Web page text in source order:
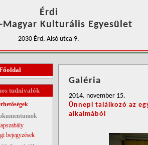
Érdi
Magyar Kulturális Egyesület
2030 Érd, Alsó utca 9.
tudnivalók
bejegyzések
Galéria
2014. november 15.
Ünnepi találkozó az
alkalmából